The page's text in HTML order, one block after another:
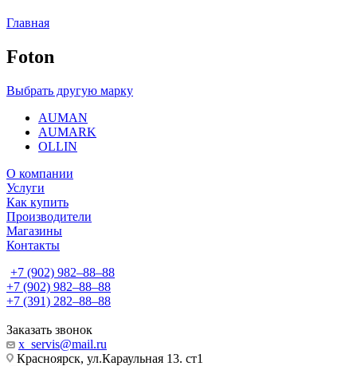
Главная
Foton
Выбрать другую марку
AUMAN
AUMARK
OLLIN
О компании
Услуги
Как купить
Производители
Магазины
Контакты
+7 (902) 982‒88‒88
+7 (902) 982‒88‒88
+7 (391) 282‒88‒88
Заказать звонок
x_servis@mail.ru
Красноярск, ул.Караульная 13. ст1